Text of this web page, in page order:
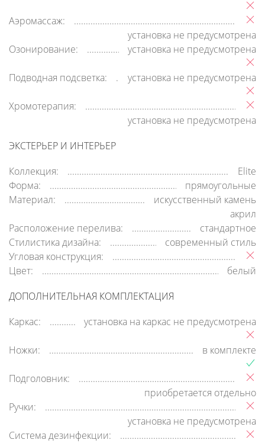
Аэромассаж:
установка не предусмотрена
Озонирование:
установка не предусмотрена
Подводная подсветка: установка не предусмотрена
Хромотерапия:
установка не предусмотрена
ЭКСТЕРЬЕР И ИНТЕРЬЕР
Коллекция:
Elite
Форма:
прямоугольные
Материал:
искусственный камень
акрил
Расположение перелива:
стандартное
Стилистика дизайна:
современный стиль
Угловая конструкция:
Цвет:
белый
ДОПОЛНИТЕЛЬНАЯ КОМПЛЕКТАЦИЯ
Каркас:
установка на каркас не предусмотрена
Ножки: в комплекте
Подголовник:
приобретается отдельно
Ручки:
установка не предусмотрена
Система дезинфекции: